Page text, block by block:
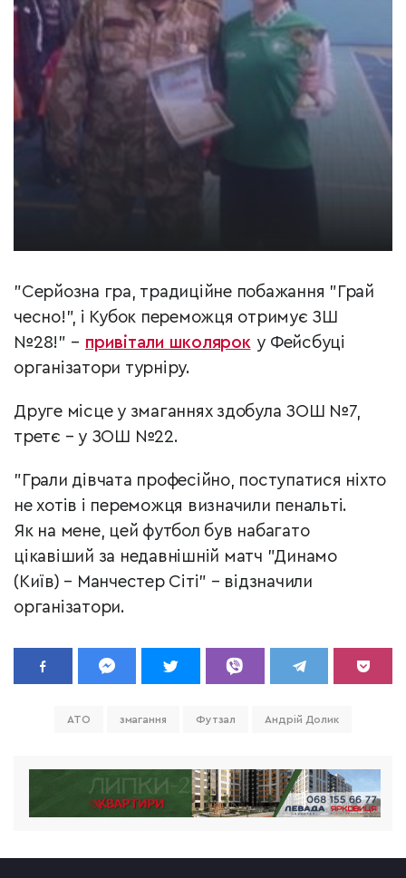
"Серйозна гра, традиційне побажання "Грай
чесно!", і Кубок переможця отримує ЗШ
№28!" – привітали школярок у Фейсбуці
організатори турніру.
Друге місце у змаганнях здобула ЗОШ №7,
третє – у ЗОШ №22.
"Грали дівчата професійно, поступатися ніхто
не хотів і переможця визначили пенальті.
Як на мене, цей футбол був набагато
цікавіший за недавнішній матч "Динамо
(Київ) – Манчестер Сіті" – відзначили
організатори.
АТО змагання Футзал Андрій Долик